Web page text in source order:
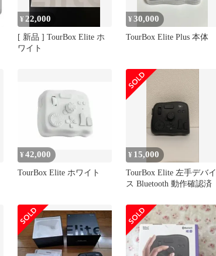
¥22,000
[ 新品 ] TourBox Elite ホ
ワイト
¥30,000
TourBox Elite Plus 本体
¥42,000
TourBox Elite ホワイト
¥ 15,000
TourBox Elite 左手デバイ
ス Bluetooth 動作確認済